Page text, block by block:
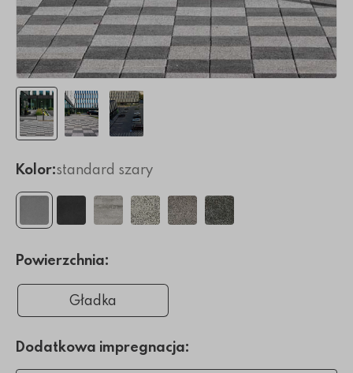
Kolor:standard szary
Powierzchnia:
Gładka
Dodatkowa impregnacja: